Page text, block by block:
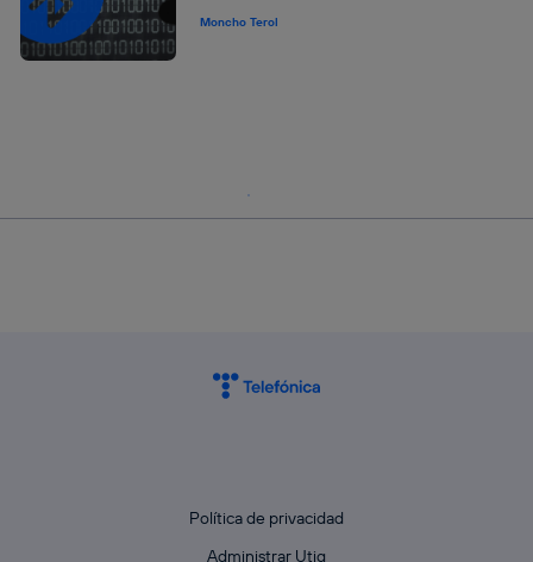
Moncho Terol
Política de privacidad
Administrar Utiq